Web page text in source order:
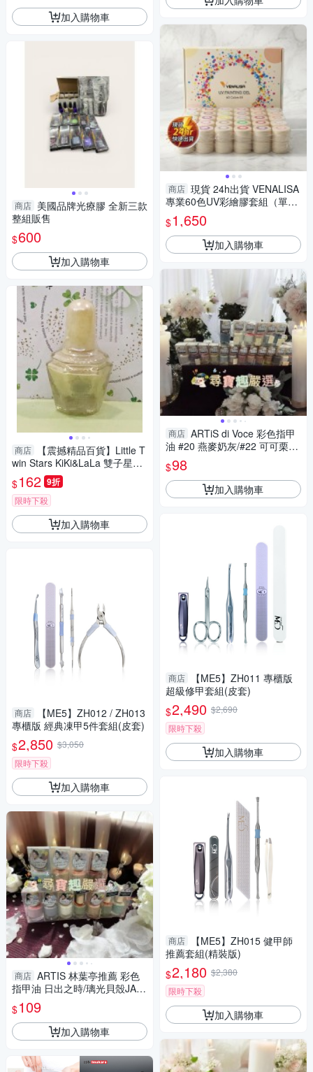
加入購物車
商店 美國品牌光療膠 全新三款
整組販售
$600
加入購物車
商店
【震撼精品百貨】Little T
win Stars KiKi&LaLa 雙子星小
天使~Sanrio指甲油-黃#03000
$162 9折
限時下殺
加入購物車
商店
【ME5】ZH012 / ZH013
專櫃版 經典凍甲5件套組(皮套)
$2,850 $3,050
限時下殺
加入購物車
商店 ARTIS 林葉亭推薦 彩色
指甲油 日出之時/璃光貝殼JA2
1/夏日雪白JA01/微光蜜桃JA2
2/蒼翠之泉JA10/山林湖
$109
加入購物車
商店 現貨 24h出貨 VENALISA
專業60色UV彩繪膠套組（單罐
5ml／美甲凝膠指甲油） 1-1
$1,650
加入購物車
商店 ARTiS di Voce 彩色指甲
油 #20 燕麥奶灰/#22 可可栗子/
#23 復古豆沙/#24 溫柔沙丘/#2
5 風的呢喃/#26 知性女
$98
加入購物車
商店
【ME5】ZH011 專櫃版
超級修甲套組(皮套)
$2,490 $2,690
限時下殺
加入購物車
商店
【ME5】ZH015 健甲師
推薦套組(精裝版)
$2,180 $2,380
限時下殺
加入購物車